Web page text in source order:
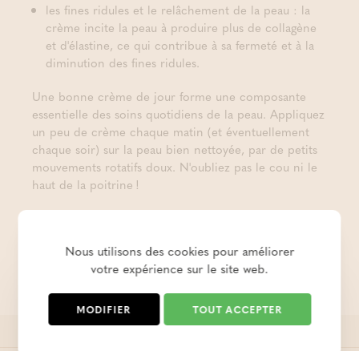
les fines ridules et le relâchement de la peau : la
crème incite la peau à produire plus de collagène
et d'élastine, ce qui contribue à sa fermeté et à la
diminution des fines ridules.
Une bonne crème de jour forme une composante
essentielle des soins quotidiens de la peau. Appliquez
un peu de crème chaque matin (et éventuellement
chaque soir) sur la peau bien nettoyée, par de petits
mouvements rotatifs doux. N'oubliez pas le cou ni le
haut de la poitrine !
de cure, qui sont les seuls à les vendre. Informez-vous
des différents choix auprès de la réception ou de
Nous utilisons des cookies pour améliorer
votre expérience sur le site web.
MODIFIER TOUT ACCEPTER